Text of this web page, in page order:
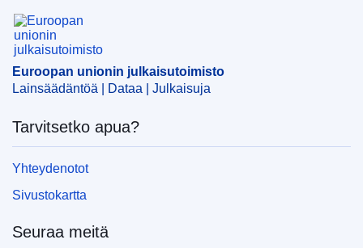
Euroopan unionin julkaisutoimisto
Euroopan unionin julkaisutoimisto
Lainsäädäntöä | Dataa | Julkaisuja
Tarvitsetko apua?
Yhteydenotot
Sivustokartta
Seuraa meitä